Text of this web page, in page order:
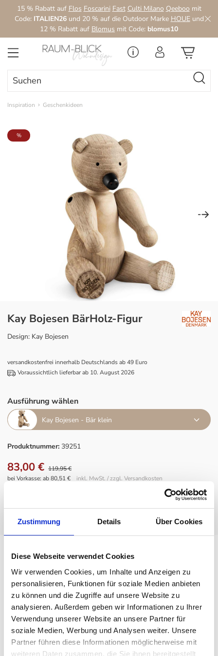
Zustimmung Details Über Cookies
Diese Webseite verwendet Cookies
Wir verwenden Cookies, um Inhalte und Anzeigen zu
personalisieren, Funktionen für soziale Medien anbieten
zu können und die Zugriffe auf unsere Website zu
analysieren. Außerdem geben wir Informationen zu Ihrer
Verwendung unserer Website an unsere Partner für
soziale Medien, Werbung und Analysen weiter. Unsere
Partner führen diese Informationen möglicherweise mit
weiteren Daten zusammen, die Sie ihnen bereitgestellt
Zum Hauptinhalt springen
15 % Rabatt auf Flos Foscarini Fast Culti Milano Qeeboo mit
Code: ITALIEN26und 20 % auf die Outdoor Marke HOUEund
12 % Rabatt auf Blomus mit Code: blomus10
Inspiration Geschenkideen
Bildergalerie überspringen
%
Kay Bojesen BärHolz-Figur
Design: Kay Bojesen
versandkostenfrei innerhalb Deutschlands ab 49 Euro
Voraussichtlich lieferbar ab 10. August 2026
Ausführung wählen
Kay Bojesen - Bär klein
Produktnummer: 39251
83,00 € 119,95 €
inkl. MwSt. / zzgl. Versandkosten
bei Vorkasse: ab 80,51 €
einfach jedes Herz. So auch der Kay Bojesen Holz-Bär. Er
schmeichelt sich im Nu in unsere Herzen ein. Anzutreffen ist er
in Büros, Wohnzimmern und natürlich in Kinderzimmern.
Details
Material: Eiche natur